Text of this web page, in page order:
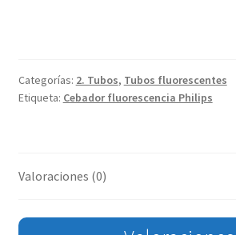
Categorías: 2. Tubos, Tubos fluorescentes
Etiqueta: Cebador fluorescencia Philips
Valoraciones (0)